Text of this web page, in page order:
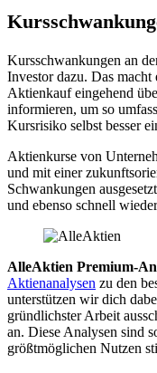
Kursschwankungen an
Investor dazu. Das
Aktienkauf eingehend
informieren, um so
Kursrisiko selbst besser
Aktienkurse von
und mit einer
Schwankungen
und ebenso schnell
AlleAktien Premium-
Aktienanalysen zu den
unterstützen wir dich
gründlichster Arbeit
an. Diese Analysen sind
größtmöglichen Nutzen